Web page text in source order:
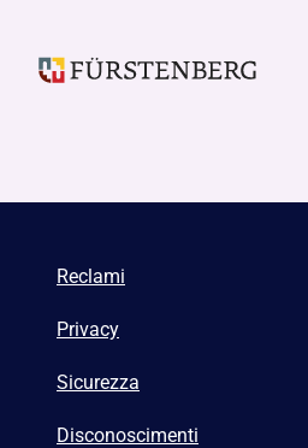
Reclami
Privacy
Sicurezza
Disconoscimenti